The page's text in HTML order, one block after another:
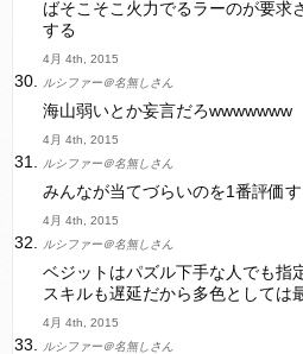
ばそこそこ火力でるラーのが要求
する
4月 4th, 2015
ルシファー＠名無しさん
海山弱いとか妄言だろwwwwwww
4月 4th, 2015
ルシファー＠名無しさん
みんなが当てづらいのを1番評価
4月 4th, 2015
ルシファー＠名無しさん
ベジットはパズル下手な人でも指
スキルも遅延だから多色としては
4月 4th, 2015
ルシファー＠名無しさん